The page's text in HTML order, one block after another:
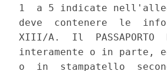
1  a 5 indicate
deve  contenere  le
XIII/A.  Il  PASSAPORTO
interamente o in parte,
o  in  stampatello